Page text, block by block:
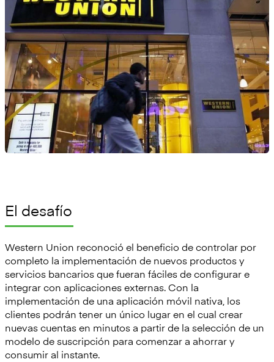
El desafío
Western Union reconoció el beneficio de controlar por
completo la implementación de nuevos productos y
servicios bancarios que fueran fáciles de configurar e
integrar con aplicaciones externas. Con la
implementación de una aplicación móvil nativa, los
clientes podrán tener un único lugar en el cual crear
nuevas cuentas en minutos a partir de la selección de un
modelo de suscripción para comenzar a ahorrar y
consumir al instante.